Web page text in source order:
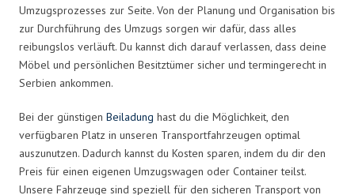
Umzugsprozesses zur Seite. Von der Planung und Organisation bis
zur Durchführung des Umzugs sorgen wir dafür, dass alles
reibungslos verläuft. Du kannst dich darauf verlassen, dass deine
Möbel und persönlichen Besitztümer sicher und termingerecht in
Serbien ankommen.
Bei der günstigen Beiladung hast du die Möglichkeit, den
verfügbaren Platz in unseren Transportfahrzeugen optimal
auszunutzen. Dadurch kannst du Kosten sparen, indem du dir den
Preis für einen eigenen Umzugswagen oder Container teilst.
Unsere Fahrzeuge sind speziell für den sicheren Transport von